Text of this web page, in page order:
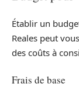
Établir un
Reales peut
des coûts à
Frais de base